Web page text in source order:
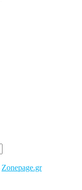
Zonepage.gr